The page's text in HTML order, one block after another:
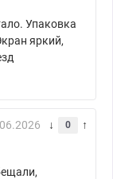
Упаковка
яркий,
0